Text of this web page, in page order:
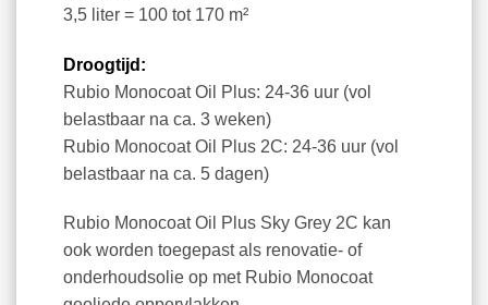
3,5 liter = 100 tot 170 m²
Droogtijd:
Rubio Monocoat Oil Plus: 24-36 uur (vol
belastbaar na ca. 3 weken)
Rubio Monocoat Oil Plus 2C: 24-36 uur (vol
belastbaar na ca. 5 dagen)
Rubio Monocoat Oil Plus Sky Grey 2C kan
ook worden toegepast als renovatie- of
onderhoudsolie op met Rubio Monocoat